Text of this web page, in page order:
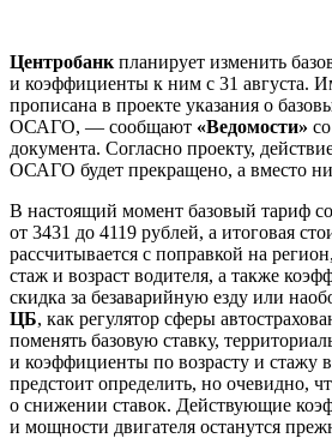
Центробанк планирует изменить
и коэффициенты к ним с 31 августа.
прописана в проекте указания о
ОСАГО, — сообщают «Ведомости»
документа. Согласно проекту,
ОСАГО будет прекращено, а вместо
В настоящий момент базовый тариф
от 3431 до 4119 рублей, а итоговая
рассчитывается с поправкой на
стаж и возраст водителя, а также
скидка за безаварийную езду или
ЦБ, как регулятор сферы
поменять базовую ставку,
и коэффициенты по возрасту и стажу
предстоит определить, но очевидно,
о снижении ставок. Действующие
и мощности двигателя останутся